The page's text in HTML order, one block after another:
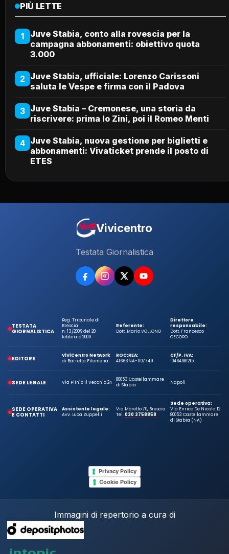
PIÙ LETTE
1
Juve Stabia, conto alla rovescia per la
campagna abbonamenti: obiettivo quota
3.000
2 Juve Stabia, ufficiale: Lorenzo Carissoni
saluta le Vespe e firma con il Padova
3 Juve Stabia – Cremonese, una storia da
riscrivere: prima lo Zini, poi il Romeo Menti
4 Juve Stabia, nuova gestione per biglietti e
abbonamenti: Vivaticket prende il posto di
ETES
Vivicentro
Testata Giornalistica
TESTATA
GIORNALISTICA
Reg. Tribunale di
Brescia
n. 13/2009 del 20
febbraio 2009
Referente:
Dott. Mario VOLLONO
Direttore
responsabile:
Dott. Francesco
CECORO
EDITORE
ViViCentro Network
di Barretta Filomena
ROC:
41663
REA:
NA-1107749
CF/P. IVA:
10464981215
SEDE LEGALE Via Plinio Il Vecchio 24
80053 Castellammare
di Stabia
Napoli
SEDE OPERATIVA
E CONTATTI
Assistente legale:
Avv. Luca Zuppelli
Via Moretto 70, Brescia
Tel.030 3758858
Sede operativa:
Via Enrico De Nicola 12
80053 Castellammare
di Stabia (NA)
Privacy Policy
Cookie Policy
Immagini di repertorio a cura di